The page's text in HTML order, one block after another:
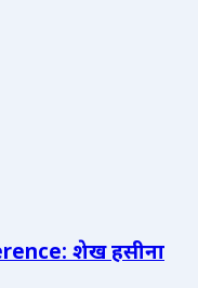
शेख हसीना